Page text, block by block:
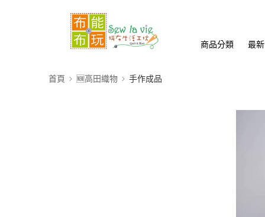
商品分類 最
首頁 🆕高田織物 手作成品